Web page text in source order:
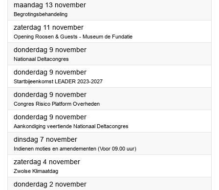
maandag 13 november2023
Begrotingsbehandeling
zaterdag 11 november2023
Opening Roosen & Guests - Museum de Fundatie
donderdag 9 november2023
Nationaal Deltacongres
donderdag 9 november2023
Startbijeenkomst LEADER 2023-2027
donderdag 9 november2023
Congres Risico Platform Overheden
donderdag 9 november2023
Aankondiging veertiende Nationaal Deltacongres
dinsdag 7 november2023
Indienen moties en amendementen (Voor 09.00 uur)
zaterdag 4 november2023
Zwolse Klimaatdag
donderdag 2 november2023